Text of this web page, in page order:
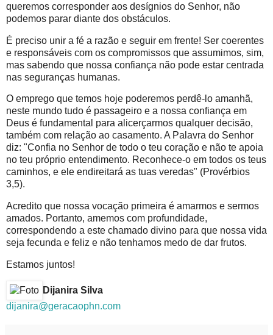
queremos corresponder aos desígnios do Senhor, não
podemos parar diante dos obstáculos.
É preciso unir a fé a razão e seguir em frente! Ser coerentes
e responsáveis com os compromissos que assumimos, sim,
mas sabendo que nossa confiança não pode estar centrada
nas seguranças humanas.
O emprego que temos hoje poderemos perdê-lo amanhã,
neste mundo tudo é passageiro e a nossa confiança em
Deus é fundamental para alicerçarmos qualquer decisão,
também com relação ao casamento. A Palavra do Senhor
diz: "Confia no Senhor de todo o teu coração e não te apoia
no teu próprio entendimento. Reconhece-o em todos os teus
caminhos, e ele endireitará as tuas veredas" (Provérbios
3,5).
Acredito que nossa vocação primeira é amarmos e sermos
amados. Portanto, amemos com profundidade,
correspondendo a este chamado divino para que nossa vida
seja fecunda e feliz e não tenhamos medo de dar frutos.
Estamos juntos!
Dijanira Silva
dijanira@geracaophn.com